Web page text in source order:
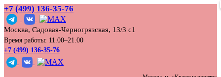
+7 (499) 136‑35‑76
Москва, Садовая-Черногрязская, 13/3 с1
Время работы: 11.00–21.00
+7 (499) 136-35-76